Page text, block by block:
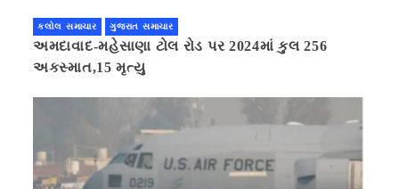
કલોલ સમાચાર ગુજરાત સમાચાર
અમદાવાદ-મહેસાણા ટોલ રોડ પર 2024માં કુલ 256
અકસ્માત,15 મૃત્યુ